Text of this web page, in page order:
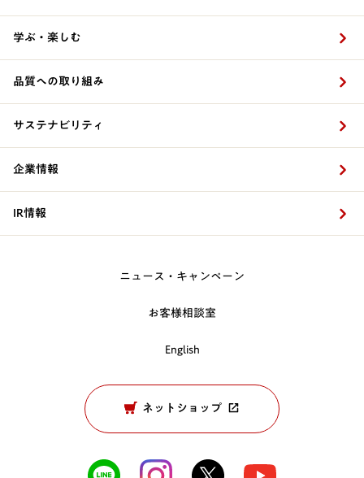
学ぶ・楽しむ
品質への取り組み
サステナビリティ
企業情報
IR情報
ニュース・キャンペーン
お客様相談室
English
ネットショップ